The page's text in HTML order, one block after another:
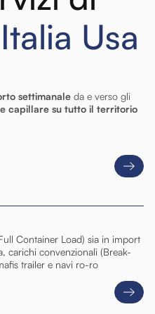
Usa
settimanale da e verso gli
capillare su tutto il territorio
Container Load) sia in import
carichi convenzionali (Break-
trailer e navi ro-ro